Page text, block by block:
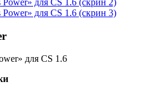
для CS 1.6